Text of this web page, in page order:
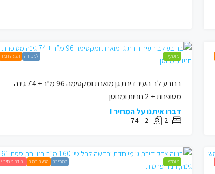
מומלץ ! למכירה הצעה חמה
ברובע לב העיר דירת גן מוארת ומקסימה 96 מ”ר + 74 גינה
מטופחת + 2 חניות ומחסן
דברו איתנו על המחיר !
2
2
74
מומלץ ! למכירה הצעה חמה ירידת מחיר !